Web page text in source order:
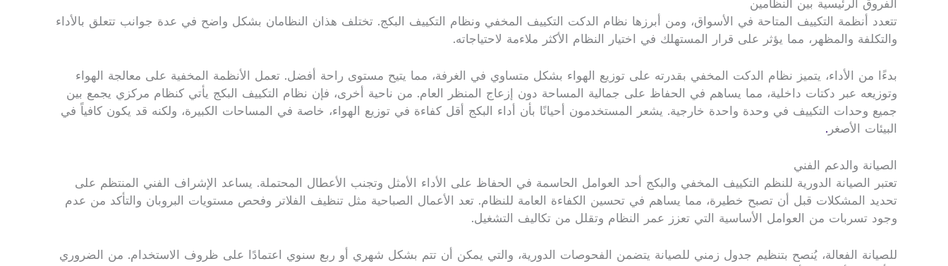
الفروق الرئيسية بين النظامين
تتعدد أنظمة التكييف المتاحة في الأسواق، ومن أبرزها نظام الدكت التكييف المخفي ونظام التكييف البكج. تختلف هذان النظامان بشكل واضح في عدة جوانب تتعلق بالأداء
والتكلفة والمظهر، مما يؤثر على قرار المستهلك في اختيار النظام الأكثر ملاءمة لاحتياجاته.
بدءًا من الأداء، يتميز نظام الدكت المخفي بقدرته على توزيع الهواء بشكل متساوي في الغرفة، مما يتيح مستوى راحة أفضل. تعمل الأنظمة المخفية على معالجة الهواء
وتوزيعه عبر دكتات داخلية، مما يساهم في الحفاظ على جمالية المساحة دون إزعاج المنظر العام. من ناحية أخرى، فإن نظام التكييف البكج يأتي كنظام مركزي يجمع بين
جميع وحدات التكييف في وحدة واحدة خارجية. يشعر المستخدمون أحيانًا بأن أداء البكج أقل كفاءة في توزيع الهواء، خاصة في المساحات الكبيرة، ولكنه قد يكون كافياً في
البيئات الأصغر .
الصيانة والدعم الفني
تعتبر الصيانة الدورية للنظم التكييف المخفي والبكج أحد العوامل الحاسمة في الحفاظ على الأداء الأمثل وتجنب الأعطال المحتملة. يساعد الإشراف الفني المنتظم على
تحديد المشكلات قبل أن تصبح خطيرة، مما يساهم في تحسين الكفاءة العامة للنظام. تعد الأعمال الصباحية مثل تنظيف الفلاتر وفحص مستويات البروبان والتأكد من عدم
وجود تسربات من العوامل الأساسية التي تعزز عمر النظام وتقلل من تكاليف التشغيل.
للصيانة الفعالة، يُنصح بتنظيم جدول زمني للصيانة يتضمن الفحوصات الدورية، والتي يمكن أن تتم بشكل شهري أو ربع سنوي اعتمادًا على ظروف الاستخدام. من الضروري